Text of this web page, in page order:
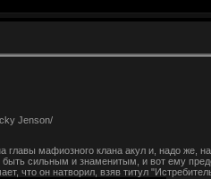
Jenson/
мафиозного клана акул и, надо же,
сильным и знаменитым, и вот ему
что он натворил, взяв титул